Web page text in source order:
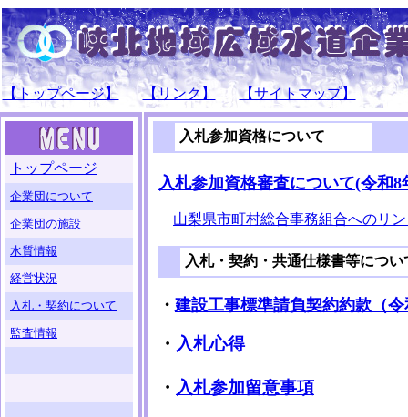
【トップページ】 【リンク】 【サイトマップ】
トップページ
企業団について
企業団の施設
水質情報
経営状況
入札・契約について
監査情報
入札参加資格について
入札参加資格審査について(令和8
山梨県市町村総合事務組合へのリ
入札・契約・共通仕様書等につい
・ 建設工事標準請負契約約款（
・ 入札心得
・ 入札参加留意事項